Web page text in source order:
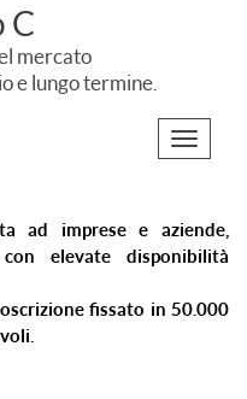
C
mercato
e lungo termine.
Toggle
ad imprese e aziende,
elevate disponibilità
fissato in 50.000